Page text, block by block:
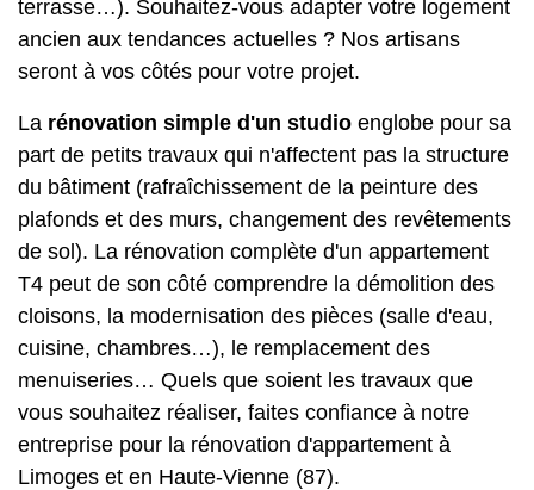
terrasse…). Souhaitez-vous adapter votre logement
ancien aux tendances actuelles ? Nos artisans
seront à vos côtés pour votre projet.
La rénovation simple d'un studio englobe pour sa
part de petits travaux qui n'affectent pas la structure
du bâtiment (rafraîchissement de la peinture des
plafonds et des murs, changement des revêtements
de sol). La rénovation complète d'un appartement
T4 peut de son côté comprendre la démolition des
cloisons, la modernisation des pièces (salle d'eau,
cuisine, chambres…), le remplacement des
menuiseries… Quels que soient les travaux que
vous souhaitez réaliser, faites confiance à notre
entreprise pour la rénovation d'appartement à
Limoges et en Haute-Vienne (87).